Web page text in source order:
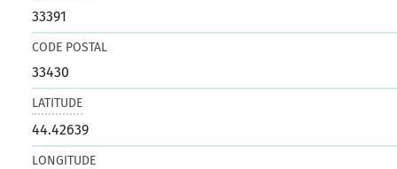
33391
CODE POSTAL
33430
LATITUDE
44.42639
LONGITUDE